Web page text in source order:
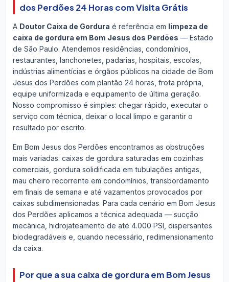
dos Perdões 24 Horas com Visita Grátis
A Doutor Caixa de Gordura é referência em limpeza de
caixa de gordura em Bom Jesus dos Perdões — Estado
de São Paulo. Atendemos residências, condomínios,
restaurantes, lanchonetes, padarias, hospitais, escolas,
indústrias alimentícias e órgãos públicos na cidade de Bom
Jesus dos Perdões com plantão 24 horas, frota própria,
equipe uniformizada e equipamento de última geração.
Nosso compromisso é simples: chegar rápido, executar o
serviço com técnica, deixar o local limpo e garantir o
resultado por escrito.
Em Bom Jesus dos Perdões encontramos as obstruções
mais variadas: caixas de gordura saturadas em cozinhas
comerciais, gordura solidificada em tubulações antigas,
mau cheiro recorrente em condomínios, transbordamento
em finais de semana e até vazamentos provocados por
caixas subdimensionadas. Para cada cenário em Bom Jesus
dos Perdões aplicamos a técnica adequada — sucção
mecânica, hidrojateamento de até 4.000 PSI, dispersantes
biodegradáveis e, quando necessário, redimensionamento
da caixa.
Por que a sua caixa de gordura em Bom Jesus